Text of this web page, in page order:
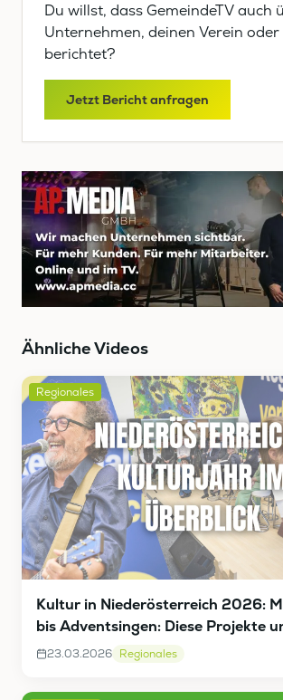
Du willst, dass GemeindeTV auch
Unternehmen, deinen Verein
berichtet?
Jetzt Bericht anfragen
Ähnliche Videos
Regionales
Kultur in Niederösterreich 2026:
bis Adventsingen: Diese Projekte
stehen an
23.03.2026 Regionales